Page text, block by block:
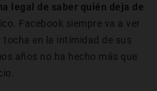
legal de saber quién deja de
Facebook siempre va a ver
en la intimidad de sus
años no ha hecho más que